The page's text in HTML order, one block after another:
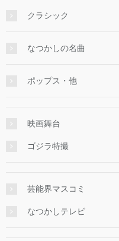
クラシック
なつかしの名曲
ポップス・他
映画舞台
ゴジラ特撮
芸能界マスコミ
なつかしテレビ